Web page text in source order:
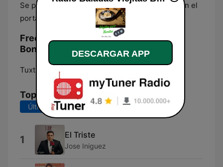
Se puede escuchar en vivo solo por internet, en el
portal en línea de Radio Ixpata.
Frecuencias Radio Baladas Viejitas
Bonitas:
Tuxtla Gutiérrez:
Top Canciones
Últimos 7 días Últimos 30 días
1 El Triste
Jose Iniguez
DESCARGAR APP